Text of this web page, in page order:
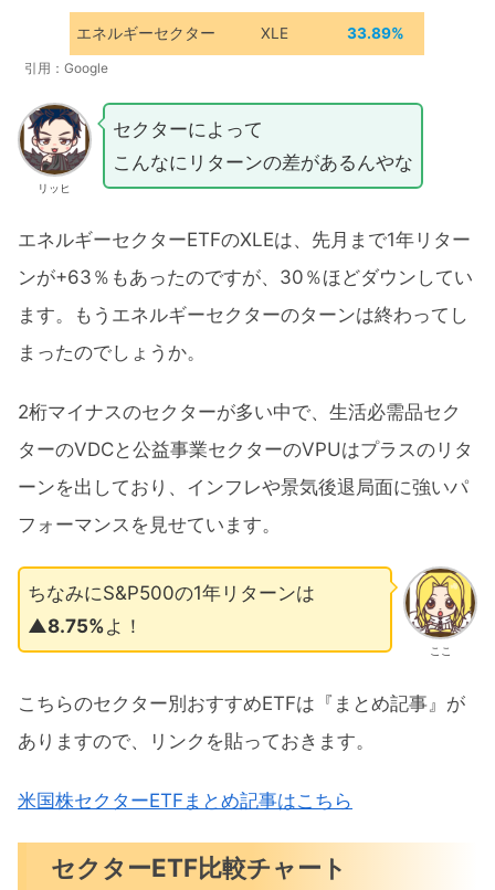
エネルギーセクター XLE 33.89%
引用：Google
リッヒ
セクターによって
こんなにリターンの差があるんやな
エネルギーセクターETFのXLEは、先月まで1年リター
ンが+63％もあったのですが、30％ほどダウンしてい
ます。もうエネルギーセクターのターンは終わってし
まったのでしょうか。
2桁マイナスのセクターが多い中で、生活必需品セク
ターのVDCと公益事業セクターのVPUはプラスのリタ
ーンを出しており、インフレや景気後退局面に強いパ
フォーマンスを見せています。
ここ
ちなみにS&P500の1年リターンは
▲8.75%よ！
こちらのセクター別おすすめETFは『まとめ記事』が
ありますので、リンクを貼っておきます。
米国株セクターETFまとめ記事はこちら
セクターETF比較チャート